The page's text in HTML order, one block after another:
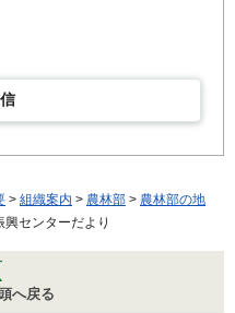
> 組織案内 > 農林部 > 農林部の地
興センターだより
へ戻る